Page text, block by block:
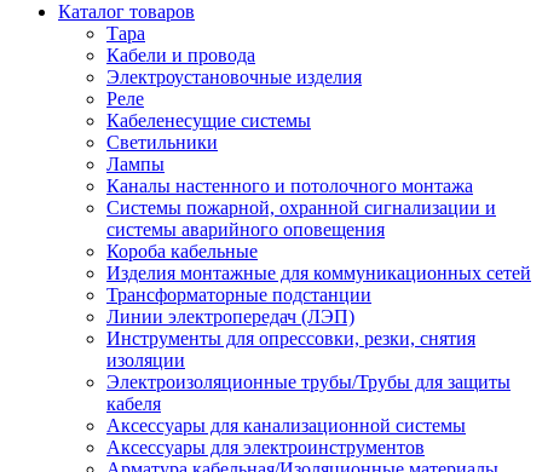
Каталог товаров
Тара
Кабели и провода
Электроустановочные изделия
Реле
Кабеленесущие системы
Светильники
Лампы
Каналы настенного и потолочного монтажа
Системы пожарной, охранной сигнализации и
системы аварийного оповещения
Короба кабельные
Изделия монтажные для коммуникационных сетей
Трансформаторные подстанции
Линии электропередач (ЛЭП)
Инструменты для опрессовки, резки, снятия
изоляции
Электроизоляционные трубы/Трубы для защиты
кабеля
Аксессуары для канализационной системы
Аксессуары для электроинструментов